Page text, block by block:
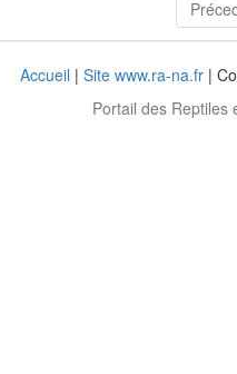
Accueil | Site www.ra-na.fr |
Portail des Reptiles